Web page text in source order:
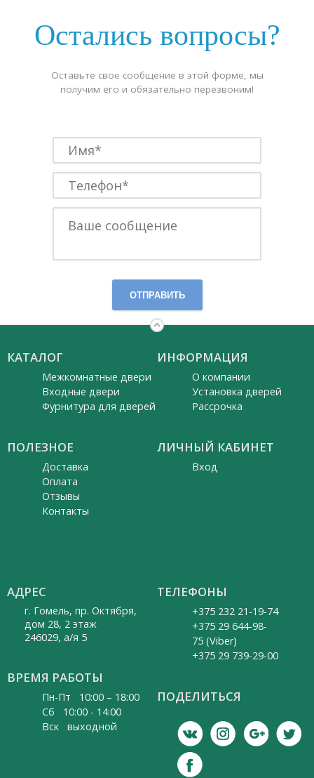
Остались вопросы?
Оставьте свое сообщение в этой форме, мы
получим его и обязательно перезвоним!
ОТПРАВИТЬ
КАТАЛОГ
Межкомнатные двери
Входные двери
Фурнитура для дверей
ПОЛЕЗНОЕ
Доставка
Оплата
Отзывы
Контакты
ИНФОРМАЦИЯ
О компании
Установка дверей
Рассрочка
ЛИЧНЫЙ КАБИНЕТ
Вход
АДРЕС
г. Гомель, пр. Октября,
дом 28, 2 этаж
246029, а/я 5
ВРЕМЯ РАБОТЫ
Пн-Пт 10:00 – 18:00
Cб 10:00 - 14:00
Вск выходной
ТЕЛЕФОНЫ
+375 232 21-19-74
+375 29 644-98-
75 (Viber)
+375 29 739-29-00
ПОДЕЛИТЬСЯ